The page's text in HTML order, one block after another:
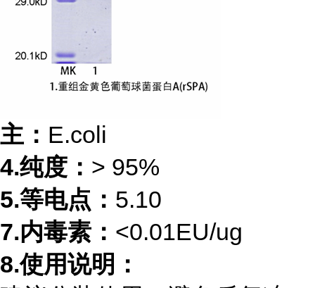
主： E.coli
4.纯度： > 95%
5.等电点： 5.10
7.内毒素： <0.01EU/ug
8.使用说明：